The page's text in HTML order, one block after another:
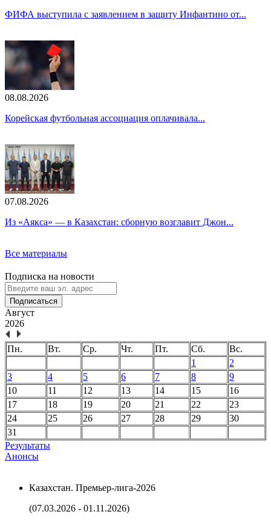
ФИФА выступила с заявлением в защиту Инфантино от...
08.08.2026
Корейская футбольная ассоциация оплачивала...
07.08.2026
Из «Аякса» — в Казахстан: сборную возглавит Джон...
Все материалы
Подписка на новости
Подписаться
Август
2026
Пн. Вт. Ср. Чт. Пт. Сб.
Вс.
1
2
3
4 5 6 7 8
9
10
11 12 13 14 15
16
17
18 19 20 21 22
23
24
25 26 27 28 29
30
31
Результаты
Анонсы
Казахстан. Премьер-лига-2026
(07.03.2026 - 01.11.2026)